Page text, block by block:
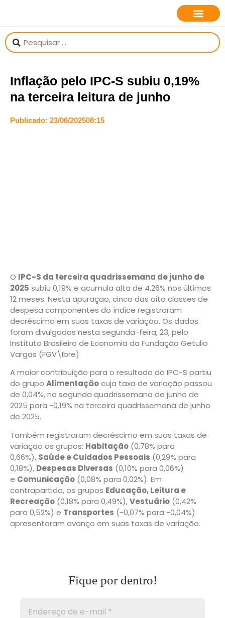
Inflação pelo IPC-S subiu 0,19%
na terceira leitura de junho
Publicado: 23/06/202508:15
O IPC-S da terceira quadrissemana de junho de
2025 subiu 0,19% e acumula alta de 4,26% nos últimos
12 meses. Nesta apuração, cinco das oito classes de
despesa componentes do índice registraram
decréscimo em suas taxas de variação. Os dados
foram divulgados nesta segunda-feira, 23, pelo
Instituto Brasileiro de Economia da Fundação Getulio
Vargas (FGV\Ibre).
A maior contribuição para o resultado do IPC-S partiu
do grupo Alimentaçãocuja taxa de variação passou
de 0,04%, na segunda quadrissemana de junho de
2025 para -0,19% na terceira quadrissemana de junho
de 2025.
Também registraram decréscimo em suas taxas de
variação os grupos: Habitação (0,78% para
0,66%), Saúde e Cuidados Pessoais (0,29% para
0,18%), Despesas Diversas (0,10% para 0,06%)
e Comunicação (0,08% para 0,02%). Em
contrapartida, os grupos Educação, Leitura e
Recreação (0,18% para 0,49%),Vestuário (0,42%
para 0,52%) e Transportes (-0,07% para -0,04%)
apresentaram avanço em suas taxas de variação.
Fique por dentro!